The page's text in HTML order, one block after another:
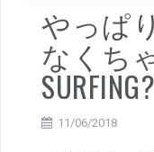
やっぱ
なくち
11/06/2018